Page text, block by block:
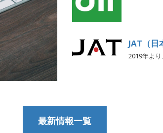
JAT（日
2019年よ
最新情報一覧